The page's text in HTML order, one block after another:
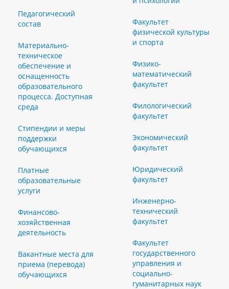
Педагогический
состав
Материально-
техническое
обеспечение и
оснащенность
образовательного
процесса. Доступная
среда
Стипендии и меры
поддержки
обучающихся
Платные
образовательные
услуги
Финансово-
хозяйственная
деятельность
Вакантные места для
приема (перевода)
обучающихся
Факультет
физической культуры
и спорта
Физико-
математический
факультет
Филологический
факультет
Экономический
факультет
Юридический
факультет
Инженерно-
технический
факультет
Факультет
государственного
управления и
социально-
гуманитарных наук